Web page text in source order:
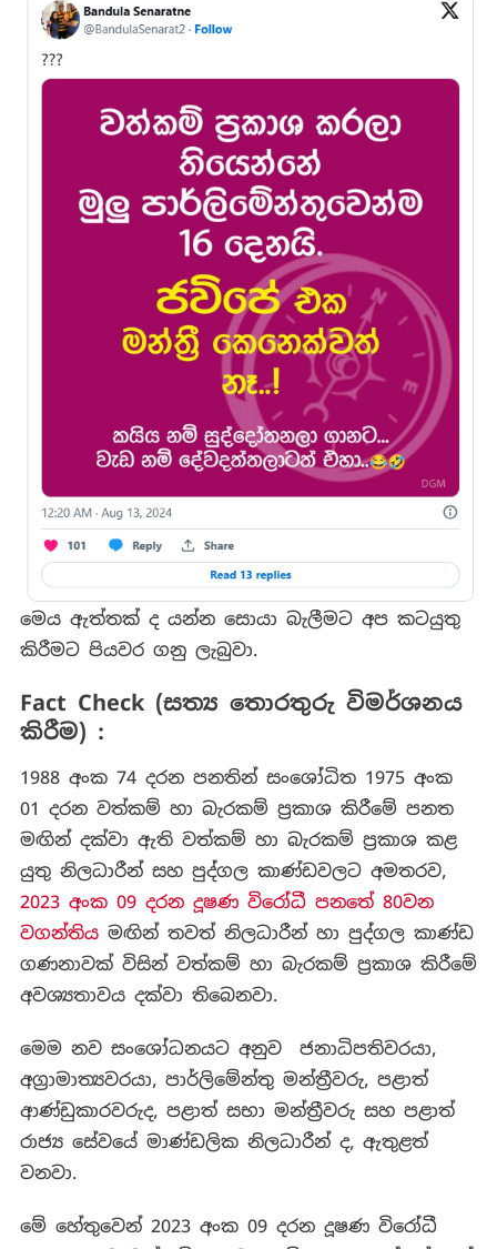
මෙය ඇත්තක් ද යන්න සොයා බැලීමට අප කටයුතු
කිරීමට පියවර ගනු ලැබුවා.
Fact Check (සත්‍ය තොරතුරු විමර්ශනය
කිරීම) :
1988 අංක 74 දරන පනතින් සංශෝධිත 1975 අංක
01 දරන වත්කම් හා බැරකම් ප්‍රකාශ කිරීමේ පනත
මඟින් දක්වා ඇති වත්කම් හා බැරකම් ප්‍රකාශ කළ
යුතු නිලධාරීන් සහ පුද්ගල කාණ්ඩවලට අමතරව,
2023 අංක 09 දරන දූෂණ විරෝධී පනතේ 80වන
වගන්තියමඟින් තවත් නිලධාරීන් හා පුද්ගල කාණ්ඩ
ගණනාවක් විසින් වත්කම් හා බැරකම් ප්‍රකාශ කිරීමේ
අවශ්‍යතාවය දක්වා තිබෙනවා.
මෙම නව සංශෝධනයට අනුව ජනාධිපතිවරයා,
අග්‍රාමාත්‍යවරයා, පාර්ලිමේන්තු මන්ත්‍රීවරු, පළාත්
ආණ්ඩුකාරවරුද, පළාත් සභා මන්ත්‍රීවරු සහ පළාත්
රාජ්‍ය සේවයේ මාණ්ඩලික නිලධාරීන් ද, ඇතුළත්
වනවා.
මේ හේතුවෙන් 2023 අංක 09 දරන දූෂණ විරෝධී